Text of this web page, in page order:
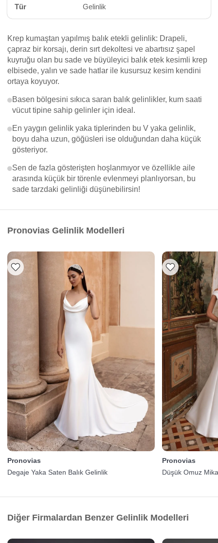
Tür Gelinlik
Krep kumaştan yapılmış balık etekli gelinlik: Drapeli,
çapraz bir korsajı, derin sırt dekoltesi ve abartısız şapel
kuyruğu olan bu sade ve büyüleyici balık etek kesimli krep
elbisede, yalın ve sade hatlar ile kusursuz kesim kendini
ortaya koyuyor.
Basen bölgesini sıkıca saran balık gelinlikler, kum saati
vücut tipine sahip gelinler için ideal.
En yaygın gelinlik yaka tiplerinden bu V yaka gelinlik,
boyu daha uzun, göğüsleri ise olduğundan daha küçük
gösteriyor.
Sen de fazla gösterişten hoşlanmıyor ve özellikle aile
arasında küçük bir törenle evlenmeyi planlıyorsan, bu
sade tarzdaki gelinliği düşünebilirsin!
Pronovias Gelinlik Modelleri
Pronovias
Degaje Yaka Saten Balık Gelinlik
Pronovias
Düşük Omuz
Diğer Firmalardan Benzer Gelinlik Modelleri